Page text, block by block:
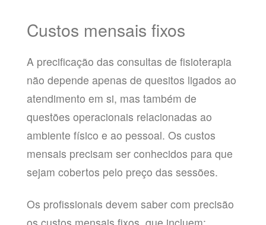
Custos mensais fixos
A precificação das consultas de fisioterapia
não depende apenas de quesitos ligados ao
atendimento em si, mas também de
questões operacionais relacionadas ao
ambiente físico e ao pessoal. Os custos
mensais precisam ser conhecidos para que
sejam cobertos pelo preço das sessões.
Os profissionais devem saber com precisão